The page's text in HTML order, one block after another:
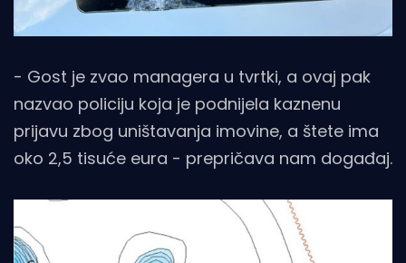
- Gost je zvao managera u tvrtki, a ovaj pak
nazvao policiju koja je podnijela kaznenu
prijavu zbog uništavanja imovine, a štete ima
oko 2,5 tisuće eura - prepričava nam događaj.